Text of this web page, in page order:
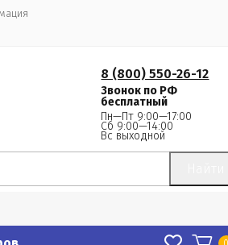
8 (800) 550-26-12
Звонок по РФ
бесплатный
Пн—Пт 9:00—17:00
Сб 9:00—14:00
Вс выходной